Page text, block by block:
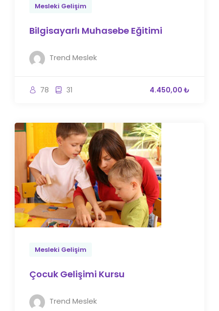
Mesleki Gelişim
Bilgisayarlı Muhasebe Eğitimi
Trend Meslek
78 31 4.450,00 ₺
Mesleki Gelişim
Çocuk Gelişimi Kursu
Trend Meslek